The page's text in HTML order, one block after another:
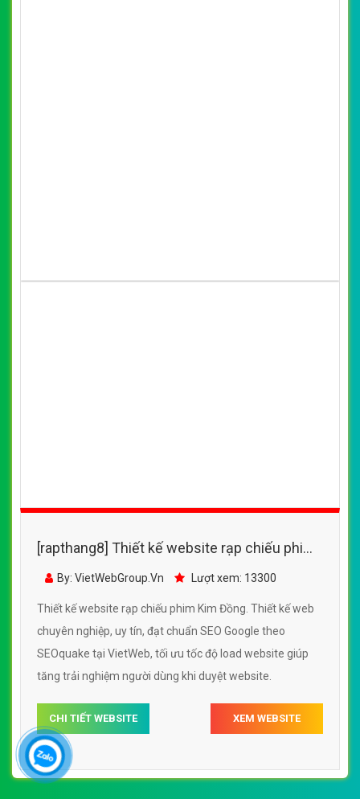
[rapthang8] Thiết kế website rạp chiếu phim
Kim Đồng đẹp SEO nhanh hiệu quả
By: VietWebGroup.Vn Lượt xem: 13300
Thiết kế website rạp chiếu phim Kim Đồng. Thiết kế web
chuyên nghiệp, uy tín, đạt chuẩn SEO Google theo
SEOquake tại VietWeb, tối ưu tốc độ load website giúp
tăng trải nghiệm người dùng khi duyệt website.
CHI TIẾT WEBSITE XEM WEBSITE